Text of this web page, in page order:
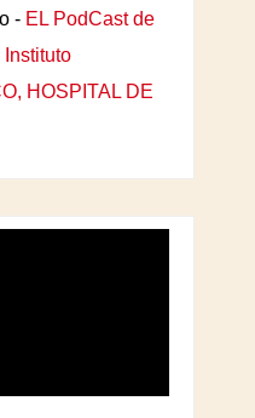
- EL PodCast de
HOSPITAL DE